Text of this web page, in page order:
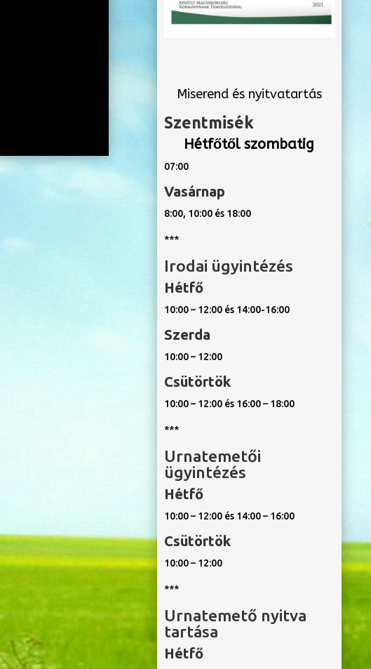
Miserend és nyitvatartás
Szentmisék
Hétfőtől szombatig
07:00
Vasárnap
8:00, 10:00 és 18:00
***
Irodai ügyintézés
Hétfő
10:00 – 12:00 és 14:00-16:00
Szerda
10:00 – 12:00
Csütörtök
10:00 – 12:00 és 16:00 – 18:00
***
Urnatemetői
ügyintézés
Hétfő
10:00 – 12:00 és 14:00 – 16:00
Csütörtök
10:00 – 12:00
***
Urnatemető nyitva
tartása
Hétfő